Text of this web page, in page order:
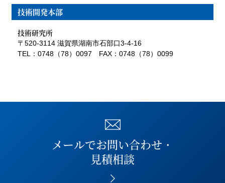
技術開発本部
技術研究所
〒520-3114 滋賀県湖南市石部口3-4-16
TEL：0748（78）0097 FAX：0748（78）0099
メールでお問い合わせ・
見積相談